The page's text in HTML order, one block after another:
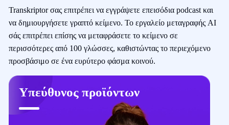
Transkriptor σας επιτρέπει να εγγράψετε επεισόδια podcast και
να δημιουργήσετε γραπτό κείμενο. Το εργαλείο μεταγραφής AI
σάς επιτρέπει επίσης να μεταφράσετε το κείμενο σε
περισσότερες από 100 γλώσσες, καθιστώντας το περιεχόμενο
προσβάσιμο σε ένα ευρύτερο φάσμα κοινού.
Υπεύθυνος προϊόντων